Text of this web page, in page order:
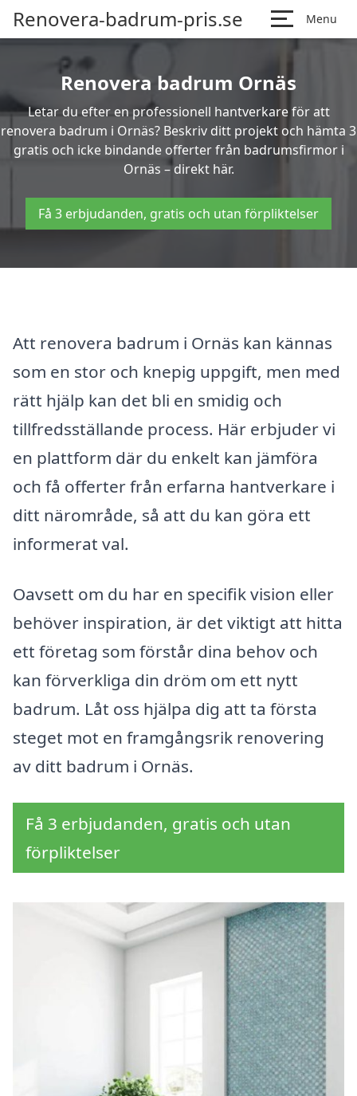
Renovera-badrum-pris.se Menu
Renovera badrum Ornäs
Letar du efter en professionell hantverkare för att
renovera badrum i Ornäs? Beskriv ditt projekt och hämta 3
gratis och icke bindande offerter från badrumsfirmor i
Ornäs – direkt här.
Få 3 erbjudanden, gratis och utan förpliktelser
Att renovera badrum i Ornäs kan kännas
som en stor och knepig uppgift, men med
rätt hjälp kan det bli en smidig och
tillfredsställande process. Här erbjuder vi
en plattform där du enkelt kan jämföra
och få offerter från erfarna hantverkare i
ditt närområde, så att du kan göra ett
informerat val.
Oavsett om du har en specifik vision eller
behöver inspiration, är det viktigt att hitta
ett företag som förstår dina behov och
kan förverkliga din dröm om ett nytt
badrum. Låt oss hjälpa dig att ta första
steget mot en framgångsrik renovering
av ditt badrum i Ornäs.
Få 3 erbjudanden, gratis och utan
förpliktelser